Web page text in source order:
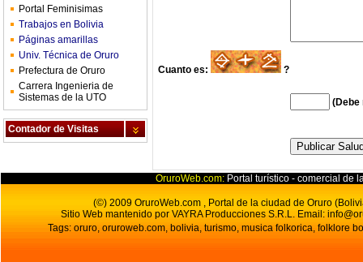
Portal Feminisimas
Trabajos en Bolivia
Páginas amarillas
Univ. Técnica de Oruro
Prefectura de Oruro
Carrera Ingenieria de
Sistemas de la UTO
Contador de Visitas
Cuanto es: ?
(Debe
OruroWeb.com: Portal turístico - comercial de
(©) 2009 OruroWeb.com , Portal de la ciudad de Oruro
Sitio Web mantenido por VAYRA Producciones S.R.L. Email:
Tags: oruro, oruroweb.com, bolivia, turismo, musica folkorica, folklore